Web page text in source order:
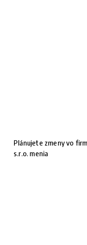
Plánujete zmeny vo
s.r.o. menia